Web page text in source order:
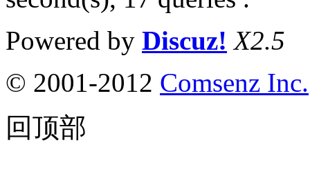
Powered by Discuz! X2.5
© 2001-2012 Comsenz Inc.
回顶部